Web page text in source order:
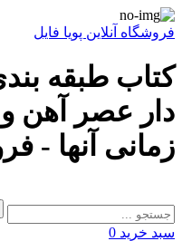
فروشگاه آنلاین پویا فایل
کتاب طبقه
دار عصر آهن
زمانی آنها -
سبد خرید 0